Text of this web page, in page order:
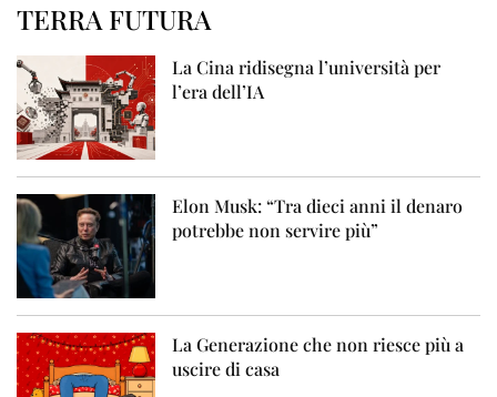
TERRA FUTURA
La Cina ridisegna l’università per
l’era dell’IA
Elon Musk: “Tra dieci anni il denaro
potrebbe non servire più”
La Generazione che non riesce più a
uscire di casa